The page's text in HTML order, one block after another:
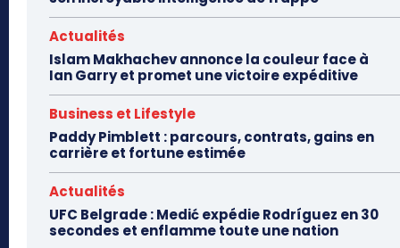
Actualités
Islam Makhachev annonce la couleur face à
Ian Garry et promet une victoire expéditive
Business et Lifestyle
Paddy Pimblett : parcours, contrats, gains en
carrière et fortune estimée
Actualités
UFC Belgrade : Medić expédie Rodríguez en 30
secondes et enflamme toute une nation